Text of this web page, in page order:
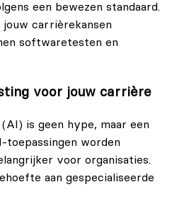
een bewezen standaard.
carrièrekansen
softwaretesten en
voor jouw carrière
is geen hype, maar een
toepassingen worden
voor organisaties.
aan gespecialiseerde